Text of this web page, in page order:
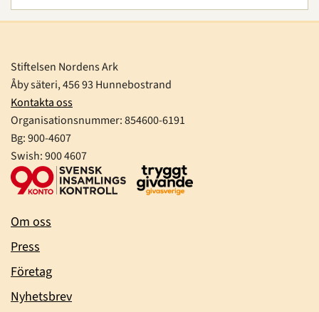
Stiftelsen Nordens Ark
Åby säteri, 456 93 Hunnebostrand
Kontakta oss
Organisationsnummer:854600-6191
Bg: 900-4607
Swish: 900 4607
Om oss
Press
Företag
Nyhetsbrev